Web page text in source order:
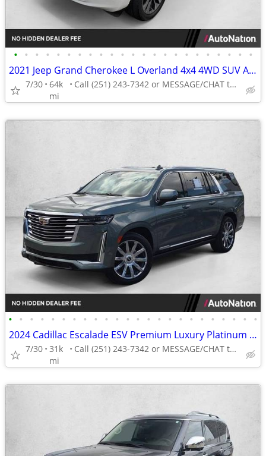
• • • • • • • • • • • • • • • • • • • • • • •
2021 Jeep Grand Cherokee L Overland 4x4 4WD SUV AUTONATION
7/30 64k
mi
Call (251) 243-7342 or MESSAGE/CHAT to confirm availability
• • • • • • • • • • • • • • • • • • • • • • • •
2024 Cadillac Escalade ESV Premium Luxury Platinum 4x4 4WD SUV AUTONATION
7/30 31k
mi
Call (251) 243-7342 or MESSAGE/CHAT to confirm availability